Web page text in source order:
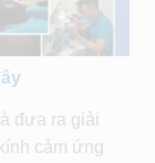
đưa ra giải
cảm ứng